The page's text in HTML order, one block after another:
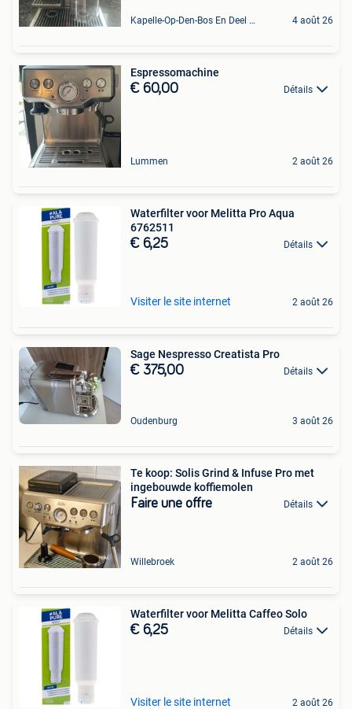
Kapelle-Op-Den-Bos En Deel Van Zemst 4 août 26
Espressomachine
€ 60,00 Détails
Lummen 2 août 26
Waterfilter voor Melitta Pro Aqua
6762511
€ 6,25 Détails
Visiter le site internet 2 août 26
Sage Nespresso Creatista Pro
€ 375,00 Détails
Oudenburg 3 août 26
Te koop: Solis Grind & Infuse Pro met
ingebouwde koffiemolen
Faire une offre Détails
Willebroek 2 août 26
Waterfilter voor Melitta Caffeo Solo
€ 6,25 Détails
Visiter le site internet 2 août 26